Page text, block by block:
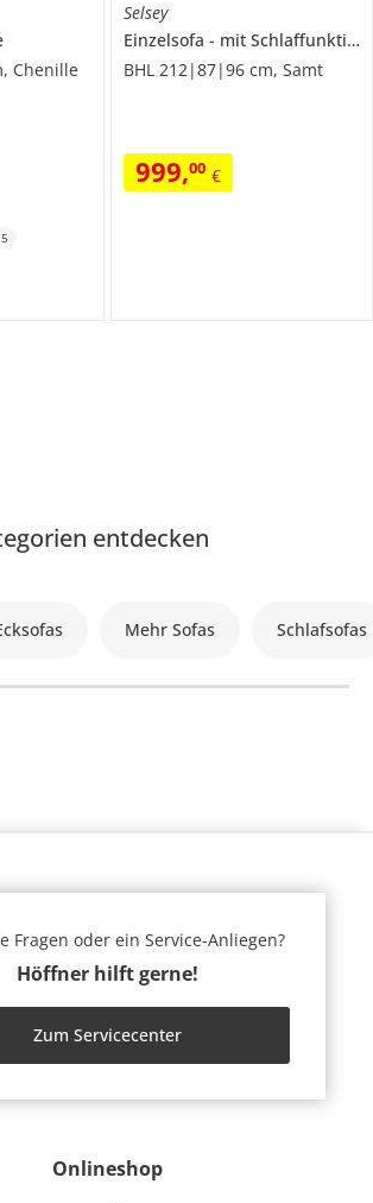
Chenille
5
Selsey
Einzelsofa
mit Schlaffunktion
BHL 212|87|96 cm, Samt
999,00 €
entdecken
Mehr Sofas Schlafsofas
Onlineshop
Fragen oder ein Service-Anliegen?
Höffner hilft gerne!
Zum Servicecenter